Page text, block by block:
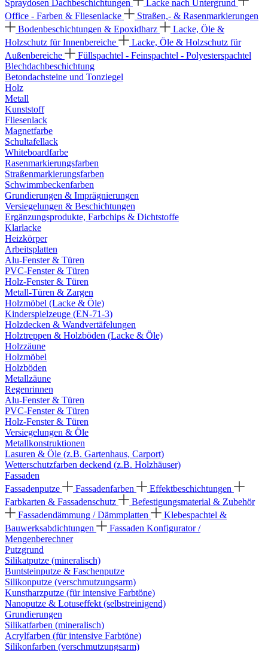
Spraydosen Dachbeschichtungen
Lacke nach Untergrund
Office - Farben & Fliesenlacke
Straßen,- & Rasenmarkierungen
Bodenbeschichtungen & Epoxidharz
Lacke, Öle &
Holzschutz für Innenbereiche
Lacke, Öle & Holzschutz für
Außenbereiche
Füllspachtel - Feinspachtel - Polyesterspachtel
Blechdachbeschichtung
Betondachsteine und Tonziegel
Holz
Metall
Kunststoff
Fliesenlack
Magnetfarbe
Schultafellack
Whiteboardfarbe
Rasenmarkierungsfarben
Straßenmarkierungsfarben
Schwimmbeckenfarben
Grundierungen & Imprägnierungen
Versiegelungen & Beschichtungen
Ergänzungsprodukte, Farbchips & Dichtstoffe
Klarlacke
Heizkörper
Arbeitsplatten
Alu-Fenster & Türen
PVC-Fenster & Türen
Holz-Fenster & Türen
Metall-Türen & Zargen
Holzmöbel (Lacke & Öle)
Kinderspielzeuge (EN-71-3)
Holzdecken & Wandvertäfelungen
Holztreppen & Holzböden (Lacke & Öle)
Holzzäune
Holzmöbel
Holzböden
Metallzäune
Regenrinnen
Alu-Fenster & Türen
PVC-Fenster & Türen
Holz-Fenster & Türen
Versiegelungen & Öle
Metallkonstruktionen
Lasuren & Öle (z.B. Gartenhaus, Carport)
Wetterschutzfarben deckend (z.B. Holzhäuser)
Fassaden
Fassadenputze
Fassadenfarben
Effektbeschichtungen
Farbkarten & Fassadenschutz
Befestigungsmaterial & Zubehör
Fassadendämmung / Dämmplatten
Klebespachtel &
Bauwerksabdichtungen
Fassaden Konfigurator /
Mengenberechner
Putzgrund
Silikatputze (mineralisch)
Buntsteinputze & Faschenputze
Silikonputze (verschmutzungsarm)
Kunstharzputze (für intensive Farbtöne)
Nanoputze & Lotuseffekt (selbstreinigend)
Grundierungen
Silikatfarben (mineralisch)
Acrylfarben (für intensive Farbtöne)
Silikonfarben (verschmutzungsarm)